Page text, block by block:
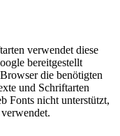
verwendet diese
bereitgestellt
die benötigten
und Schriftarten
Fonts nicht unterstützt,